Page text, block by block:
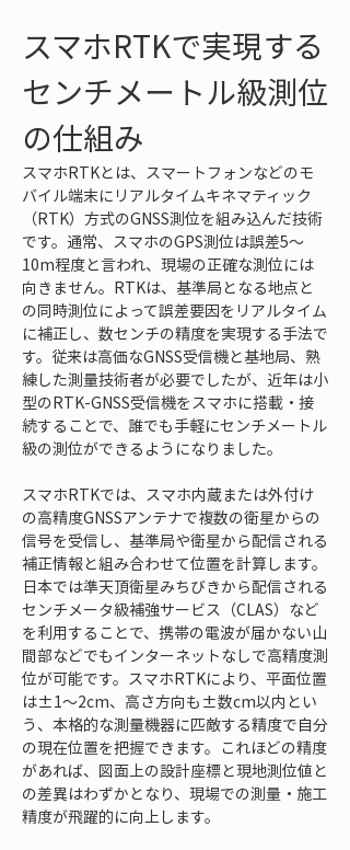
スマホRTKで実現する
センチメートル級測位
の仕組み
スマホRTKとは、スマートフォンなどのモ
バイル端末にリアルタイムキネマティック
（RTK）方式のGNSS測位を組み込んだ技術
です。通常、スマホのGPS測位は誤差5～
10m程度と言われ、現場の正確な測位には
向きません。RTKは、基準局となる地点と
の同時測位によって誤差要因をリアルタイム
に補正し、数センチの精度を実現する手法で
す。従来は高価なGNSS受信機と基地局、熟
練した測量技術者が必要でしたが、近年は小
型のRTK-GNSS受信機をスマホに搭載・接
続することで、誰でも手軽にセンチメートル
級の測位ができるようになりました。
スマホRTKでは、スマホ内蔵または外付け
の高精度GNSSアンテナで複数の衛星からの
信号を受信し、基準局や衛星から配信される
補正情報と組み合わせて位置を計算します。
日本では準天頂衛星みちびきから配信される
センチメータ級補強サービス（CLAS）など
を利用することで、携帯の電波が届かない山
間部などでもインターネットなしで高精度測
位が可能です。スマホRTKにより、平面位置
は±1～2cm、高さ方向も±数cm以内とい
う、本格的な測量機器に匹敵する精度で自分
の現在位置を把握できます。これほどの精度
があれば、図面上の設計座標と現地測位値と
の差異はわずかとなり、現場での測量・施工
精度が飛躍的に向上します。